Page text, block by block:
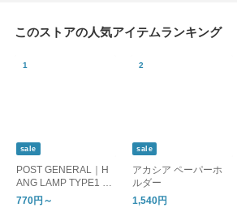
このストアの人気アイテムランキング
sale
POST GENERAL｜H
ANG LAMP TYPE1 ハ
ングランプ タイプワ
770円～
sale
アカシア ペーパーホ
ルダー
1,540円